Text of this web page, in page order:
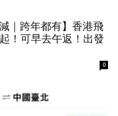
｜跨年都有】香港飛
！可早去午返！出發
0